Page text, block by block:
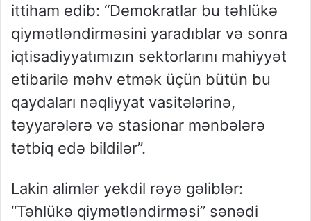
ittiham edib: “Demokratlar bu təhlükə
qiymətləndirməsini yaradıblar və sonra
iqtisadiyyatımızın sektorlarını mahiyyət
etibarilə məhv etmək üçün bütün bu
qaydaları nəqliyyat vasitələrinə,
təyyarələrə və stasionar mənbələrə
tətbiq edə bildilər”.
Lakin alimlər yekdil rəyə gəliblər:
“Təhlükə qiymətləndirməsi” sənədi